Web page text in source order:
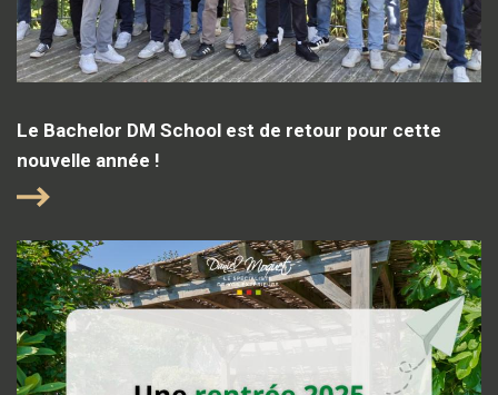
Le Bachelor DM School est de retour pour cette
nouvelle année !